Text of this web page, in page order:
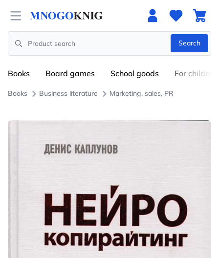
Open menu
Search
Search
Books Board games School goods For children
Books Business literature Marketing, sales, PR